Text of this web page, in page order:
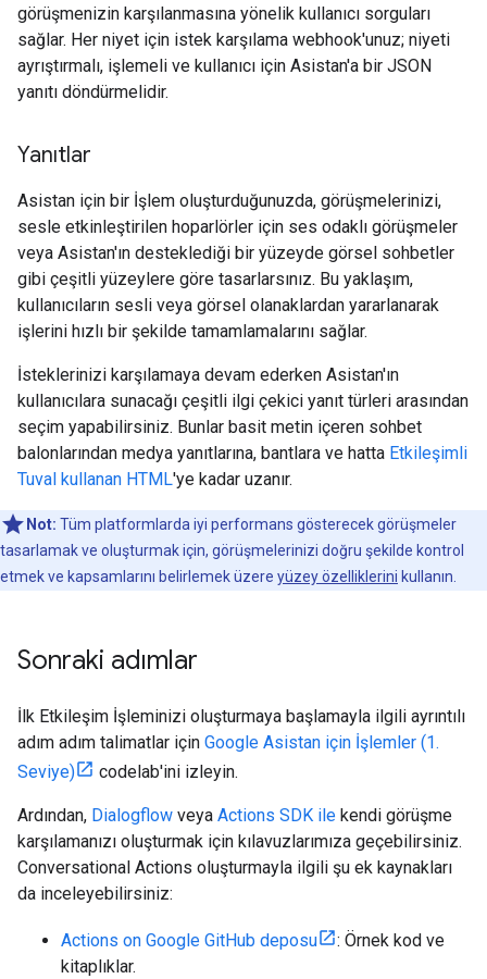
görüşmenizin karşılanmasına yönelik kullanıcı sorguları
sağlar. Her niyet için istek karşılama webhook'unuz; niyeti
ayrıştırmalı, işlemeli ve kullanıcı için Asistan'a bir JSON
yanıtı döndürmelidir.
Yanıtlar
Asistan için bir İşlem oluşturduğunuzda, görüşmelerinizi,
sesle etkinleştirilen hoparlörler için ses odaklı görüşmeler
veya Asistan'ın desteklediği bir yüzeyde görsel sohbetler
gibi çeşitli yüzeylere göre tasarlarsınız. Bu yaklaşım,
kullanıcıların sesli veya görsel olanaklardan yararlanarak
işlerini hızlı bir şekilde tamamlamalarını sağlar.
İsteklerinizi karşılamaya devam ederken Asistan'ın
kullanıcılara sunacağı çeşitli ilgi çekici yanıt türleri arasından
seçim yapabilirsiniz. Bunlar basit metin içeren sohbet
balonlarından medya yanıtlarına, bantlara ve hatta Etkileşimli
Tuval kullanan HTML'ye kadar uzanır.
Not: Tüm platformlarda iyi performans gösterecek görüşmeler
tasarlamak ve oluşturmak için, görüşmelerinizi doğru şekilde kontrol
etmek ve kapsamlarını belirlemek üzere yüzey özelliklerini kullanın.
Sonraki adımlar
İlk Etkileşim İşleminizi oluşturmaya başlamayla ilgili ayrıntılı
adım adım talimatlar için Google Asistan için İşlemler (1.
Seviye)
codelab'ini izleyin.
Ardından, Dialogflow veya Actions SDK ile kendi görüşme
karşılamanızı oluşturmak için kılavuzlarımıza geçebilirsiniz.
Conversational Actions oluşturmayla ilgili şu ek kaynakları
da inceleyebilirsiniz:
Actions on Google GitHub deposu
: Örnek kod ve
kitaplıklar.